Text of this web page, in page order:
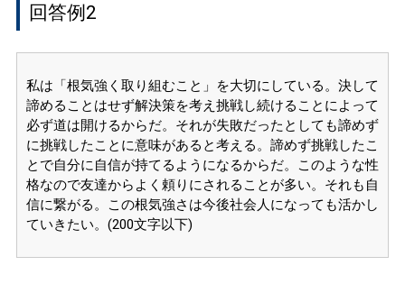
回答例2
私は「根気強く取り組むこと」を大切にしている。決して
諦めることはせず解決策を考え挑戦し続けることによって
必ず道は開けるからだ。それが失敗だったとしても諦めず
に挑戦したことに意味があると考える。諦めず挑戦したこ
とで自分に自信が持てるようになるからだ。このような性
格なので友達からよく頼りにされることが多い。それも自
信に繋がる。この根気強さは今後社会人になっても活かし
ていきたい。(200文字以下)